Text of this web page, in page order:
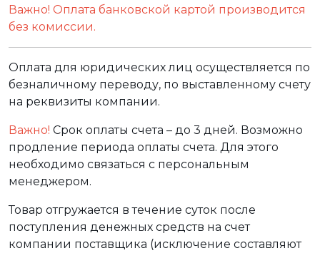
Важно! Оплата банковской картой производится
без комиссии.
Оплата для юридических лиц осуществляется по
безналичному переводу, по выставленному счету
на реквизиты компании.
Важно! Срок оплаты счета – до 3 дней. Возможно
продление периода оплаты счета. Для этого
необходимо связаться с персональным
менеджером.
Товар отгружается в течение суток после
поступления денежных средств на счет
компании поставщика (исключение составляют